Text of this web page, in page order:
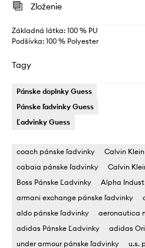
Zloženie
Základná látka: 100 % PU
Podšívka: 100 % Polyester
Tagy
Pánske doplnky Guess
Pánske ľadvinky Guess
Ľadvinky Guess
coach pánske ľadvinky
Calvin
cabaia pánske ľadvinky
Calvin
Boss Pánske Ľadvinky
Alpha
armani exchange pánske ľadvinky
aldo pánske ľadvinky
aeronautica
adidas Pánske Ľadvinky
adidas
under armour pánske ľadvinky
u.s.